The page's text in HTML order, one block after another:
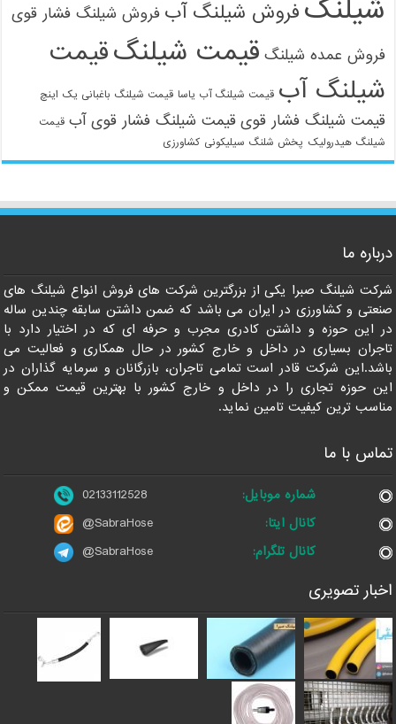
شیلنگ فروش شیلنگ آب فروش شیلنگ فشار قوی
فروش عمده شیلنگ قیمت شیلنگقیمت
شیلنگ آب قیمت شیلنگ آب یاسا قیمت شیلنگ باغبانی یک اینچ
قیمت شیلنگ فشار قوی قیمت شیلنگ فشار قوی آب قیمت
شیلنگ هیدرولیک پخش شلنگ سیلیکونی کشاورزی
درباره ما
شرکت شیلنگ صبرا یکی از بزرگترین شرکت های فروش انواع شیلنگ های
صنعتی و کشاورزی در ایران می باشد که ضمن داشتن سابقه چندین ساله
در این حوزه و داشتن کادری مجرب و حرفه ای که در اختیار دارد با
تاجران بسیاری در داخل و خارج کشور در حال همکاری و فعالیت می
باشد.این شرکت قادر است تمامی تاجران، بازرگانان و سرمایه گذاران در
این حوزه تجاری را در داخل و خارج کشور با بهترین قیمت ممکن و
مناسب ترین کیفیت تامین نماید.
تماس با ما
شماره موبایل:
02133112528
کانال ایتا:
@SabraHose
کانال تلگرام:
@SabraHose
اخبار تصویری